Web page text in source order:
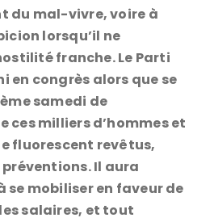
du mal-vivre, voire à
lorsqu’il ne
franche. Le Parti
en congrès alors que se
samedi de
milliers d’hommes et
fluorescent revêtus,
préventions. Il aura
se mobiliser en faveur de
salaires, et tout